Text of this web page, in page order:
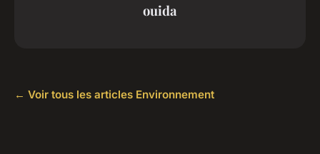
ouida
← Voir tous les articles Environnement